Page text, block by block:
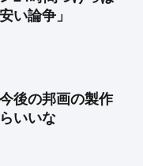
い論争」
後の邦画の製作
いいな